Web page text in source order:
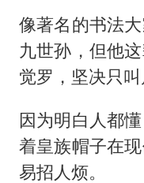
像著名的书法
九世孙，但他
觉罗，坚决只叫
因为明白人都
着皇族帽子在
易招人烦。